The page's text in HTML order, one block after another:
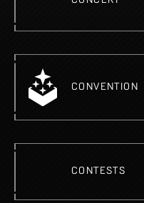
CONVENTION
CONTESTS